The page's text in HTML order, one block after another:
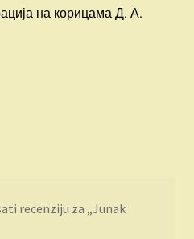
на корицама Д. А.
recenziju za „Junak